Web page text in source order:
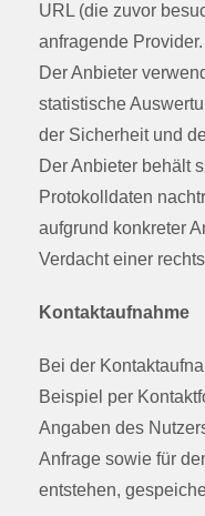
URL (die zuvor
anfragende Provider.
Der Anbieter
statistische
der Sicherheit und
Der Anbieter behält
Protokolldaten
aufgrund konkreter
Verdacht einer
Kontaktaufnahme
Bei der
Beispiel per
Angaben des
Anfrage sowie für
entstehen,